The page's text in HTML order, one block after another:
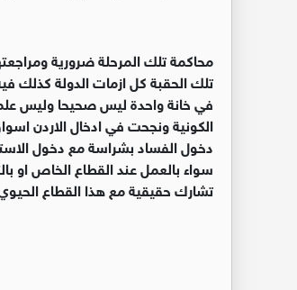
محاكمة تلك المرحلة ضرورية
تلك الحقبة كل ازمات الدولة كذلك
في خانة واحدة ليس صحيحا وليس
الكونية ونجحت في ادخال الاردن
دخول الفساد بشراسة مع دخول
سواء بالعمل عند القطاع الخاص او
تشارك حقيقية مع هذا القطاع